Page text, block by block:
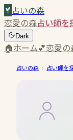
占いの森
恋愛の森占い師を
Dark
🏠ホーム💕恋愛の
占いの森 › 占い師を